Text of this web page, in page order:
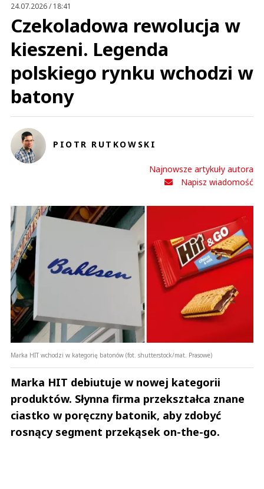
Brak pytań : kiedy IKEA w Szczecinie ? Dziwne.
Łukasz
Odpowiedz
1
Zostaw swoje komentarze
Prześlij komentarz
24.07.2026 / 18:41
Czekoladowa rewolucja w
kieszeni. Legenda
polskiego rynku wchodzi w
batony
PIOTR RUTKOWSKI
Najnowsze artykuły autora
Napisz wiadomość
Marka HIT wchodzi w kategorię batonów (fot. shutterstock/mat. Prasowe)
Marka HIT debiutuje w nowej kategorii
produktów. Słynna firma przekształca znane
ciastko w poręczny batonik, aby zdobyć
rosnący segment przekąsek on-the-go.